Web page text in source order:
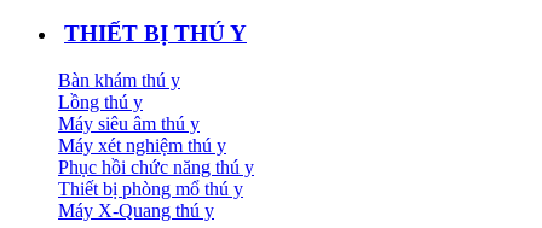
THIẾT BỊ THÚ Y
Bàn khám thú y
Lồng thú y
Máy siêu âm thú y
Máy xét nghiệm thú y
Phục hồi chức năng thú y
Thiết bị phòng mổ thú y
Máy X-Quang thú y